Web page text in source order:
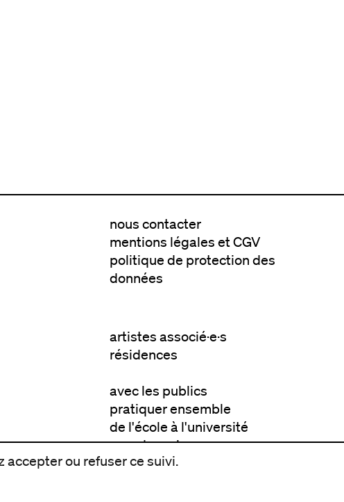
nous contacter
mentions légales et CGV
politique de protection des
données
artistes associé·e·s
résidences
avec les publics
pratiquer ensemble
de l'école à l'université
prendre soin
aller plus loin
accepter ou refuser ce suivi.